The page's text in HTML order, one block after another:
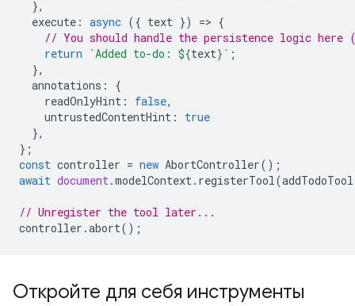
},
execute : async ({ text }) => {
// You should handle the persistence logic here
return
`Added to-do: ${text} ` ;
},
annotations :
{
readOnlyHint : false,
untrustedContentHint :
true
},
};
const controller = new AbortController();
await document.modelContext. registerTool(addTodoTool
// Unregister the tool later...
controller .abort();
Откройте для себя инструменты